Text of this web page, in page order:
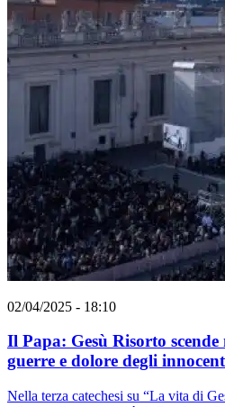
02/04/2025 - 18:10
Il Papa: Gesù Risorto
guerre e dolore degli
Nella terza catechesi su “La vita di